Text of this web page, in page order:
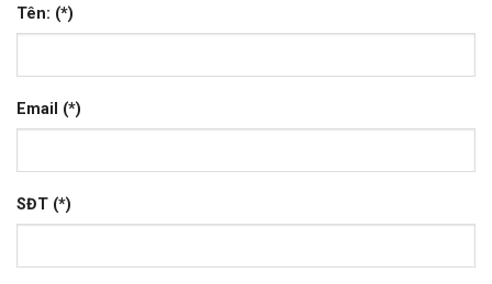
Tên: (*)
Email (*)
SĐT (*)